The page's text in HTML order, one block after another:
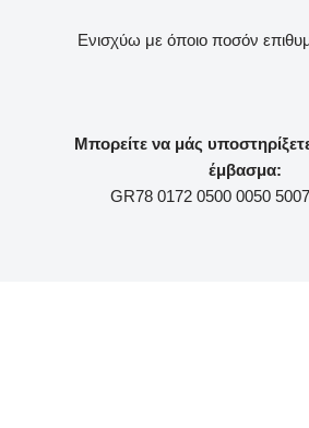
Ενισχύω με όποιο ποσόν
Μπορείτε να μάς
έμβασμα:
GR78 0172 0500 0050